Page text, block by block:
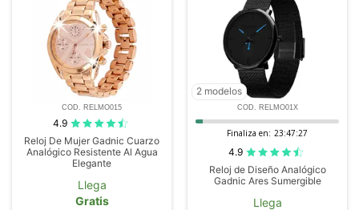
COD. RELMO015
4.9
Reloj De Mujer Gadnic Cuarzo
Analógico Resistente Al Agua
Elegante
Llega
Gratis
2 modelos
COD. RELMO01X
Finaliza en: 23:47:26
4.9
Reloj de Diseño Analógico
Gadnic Ares Sumergible
Llega